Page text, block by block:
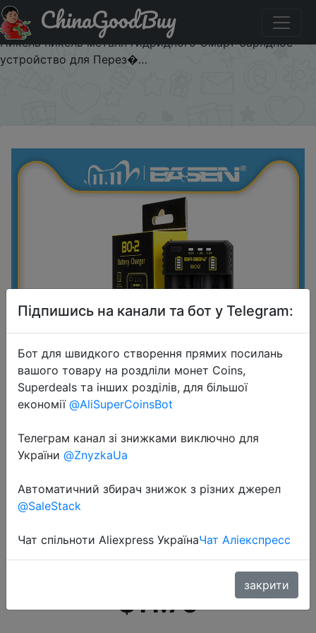
Знижка на BASEN литий Батарея Зарядное устройство
для 18650 26650 21700 10440 14500 16340 AA AAA
Никель никель металл гидридного Смарт Зарядное
устройство для Перез�…
ChinaGoodBuy
2020-12-31
BASEN литий Батарея Зарядное
21700 10440 14500 16340 AA AAA
Никель никель металл гидридного
Смарт Зарядное устройство для
Перез�…
$11.76
Підпишись на канали та бот у Telegram:
Бот для швидкого створення прямих посилань
вашого товару на роздліли монет Coins,
Superdeals та інших розділів, для більшої
економії @AliSuperCoinsBot
Телеграм канал зі знижками виключно для
України @ZnyzkaUa
Автоматичний збирач знижок з різних джерел
@SaleStack
Чат спільноти Aliexpress УкраїнаЧат Аліекспресс
закрити